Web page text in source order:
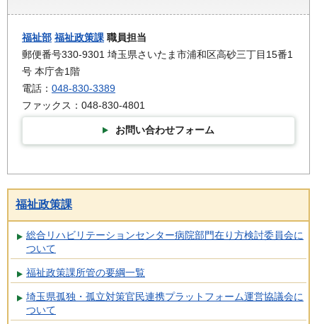
福祉部 福祉政策課 職員担当
郵便番号330-9301 埼玉県さいたま市浦和区高砂三丁目15番1
号 本庁舎1階
電話： 048-830-3389
ファックス：048-830-4801
お問い合わせフォーム
福祉政策課
総合リハビリテーションセンター病院部門在り方検討委員会に
ついて
福祉政策課所管の要綱一覧
埼玉県孤独・孤立対策官民連携プラットフォーム運営協議会に
ついて